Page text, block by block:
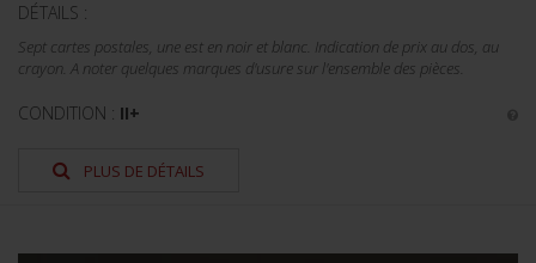
DÉTAILS :
Sept cartes postales, une est en noir et blanc. Indication de prix au dos, au
crayon. A noter quelques marques d'usure sur l'ensemble des pièces.
CONDITION : II+
PLUS DE DÉTAILS